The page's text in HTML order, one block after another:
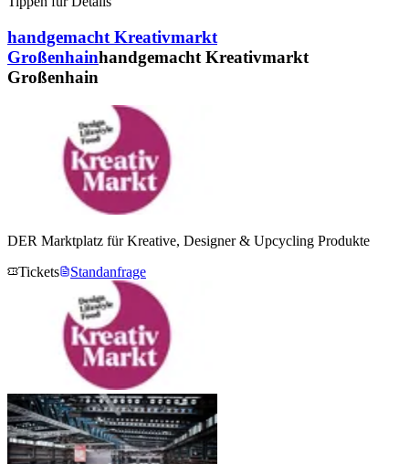
handgemacht Kreativmarkt
Großenhainhandgemacht Kreativmarkt
Großenhain
DER Marktplatz für Kreative, Designer & Upcycling Produkte
Tickets
Standanfrage